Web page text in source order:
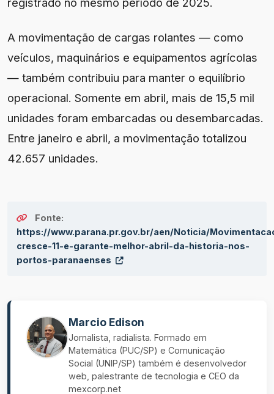
A movimentação de cargas rolantes — como
veículos, maquinários e equipamentos agrícolas
— também contribuiu para manter o equilíbrio
operacional. Somente em abril, mais de 15,5 mil
unidades foram embarcadas ou desembarcadas.
Entre janeiro e abril, a movimentação totalizou
42.657 unidades.
Fonte:
https://www.parana.pr.gov.br/aen/Noticia/
cresce-11-e-garante-melhor-abril-da-historia-nos-
portos-paranaenses
Marcio Edison
Jornalista, radialista. Formado em
Matemática (PUC/SP) e Comunicação
Social (UNIP/SP) também é desenvolvedor
web, palestrante de tecnologia e CEO da
mexcorp.net